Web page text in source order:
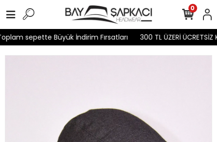
sepette Büyük İndirim Fırsatları 300 TL ÜZERİ ÜCRETSİZ
0